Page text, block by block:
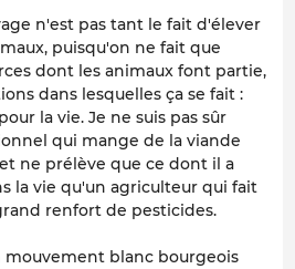
n'est pas tant le fait d'élever
puisqu'on ne fait que
dont les animaux font partie,
dans lesquelles ça se fait :
la vie. Je ne suis pas sûr
qui mange de la viande
ne prélève que ce dont il a
la vie qu'un agriculteur qui fait
renfort de pesticides.
mouvement blanc bourgeois